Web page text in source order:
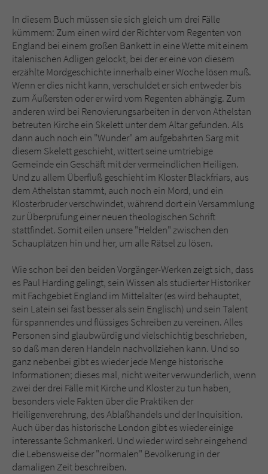
In diesem Buch müssen sie sich gleich um drei Fälle
kümmern: Zum einen wird der Richter vom Regenten von
England bei einem großen Bankett in eine Wette mit einem
italenischen Adligen gelockt, bei der er eine von diesem
erzählte Mordgeschichte innerhalb einer Woche lösen muß.
Wenn er dies nicht kann, verschuldet er sich entweder bis
zum Äußersten oder er wird vom Regenten abhängig. Zum
anderen wird bei Renovierungsarbeiten in der von Athelstan
betreuten Kirche ein Skelett unter dem Altar gefunden. Als
dann auch noch ein "Wunder" am aufgebahrten Sarg mit
diesem Skelett geschieht, wittert seine umtriebige
Gemeinde ein Geschäft mit der vermeindlichen Heiligen.
Und zu allem Überfluß geschieht im Kloster Blackfriars, aus
dem Athelstan stammt, auch noch ein Mord, und ein
Klosterbruder verschwindet, während dort ein Versammlung
zur Überprüfung einer neuen theologischen Schrift
stattfindet. Somit eilen unsere "Helden" zwischen den
Schauplätzen hin und her, um alle Rätsel zu lösen.
Wie schon bei den beiden Vorgänger-Werken zeigt sich, dass
es Paul Harding gelingt, sein Wissen als studierter Historiker
mit Fachgebiet England im Mittelalter (es wird behauptet,
sein Latein sei fast besser als sein Englisch) und sein Talent
für spannendes und flüssiges Schreiben zu vereinen. Alles
Personen sind glaubwürdig und vielschichtig beschrieben,
so daß man deren Handeln nachvollziehen kann. Und so
ganz nebenbei gibt es wieder jede Menge historische
Informationen; dieses mal, nicht weiter verwunderlich, wenn
zwei der drei Fälle mit Kirche und Kloster zu tun haben,
besonders viele Fakten über die Praktiken der
Heiligenverehrung, des Ablaßhandels und der Inquisition.
Auch über das historische London gibt es wieder einige
interessante Schmankerl. Und wieder wird sehr eingehend
die Lebensweise der "normalen" Bevölkerung in der
damaligen Zeit beschreiben.